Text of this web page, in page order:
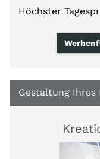
Höchster
Gestaltung Ihres